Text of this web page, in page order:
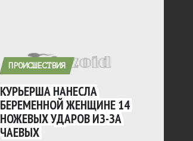
ПРОИСШЕСТВИЯ
КУРЬЕРША НАНЕСЛА
БЕРЕМЕННОЙ ЖЕНЩИНЕ 14
НОЖЕВЫХ УДАРОВ ИЗ-ЗА
ЧАЕВЫХ